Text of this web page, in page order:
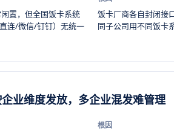
置，但全国饭卡系统
连/微信/钉钉）无统一
饭卡厂商各自封闭接
同子公司用不同饭卡
业维度发放，多企业混发难管理
根因